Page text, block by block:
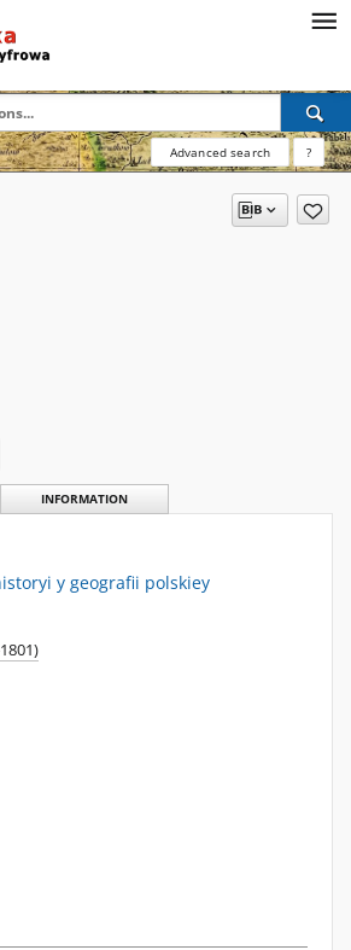
Advanced search ?
INFORMATION
y geografii polskiey